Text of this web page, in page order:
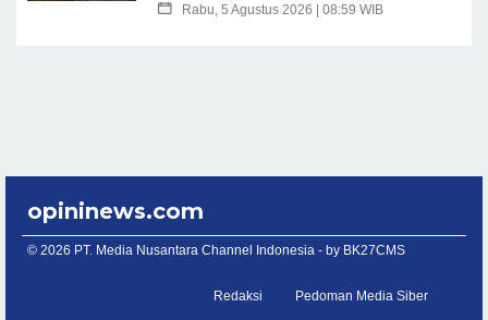
Rabu, 5 Agustus 2026 | 08:59 WIB
opininews.com
© 2026 PT. Media Nusantara Channel Indonesia - by BK27CMS
Redaksi Pedoman Media Siber